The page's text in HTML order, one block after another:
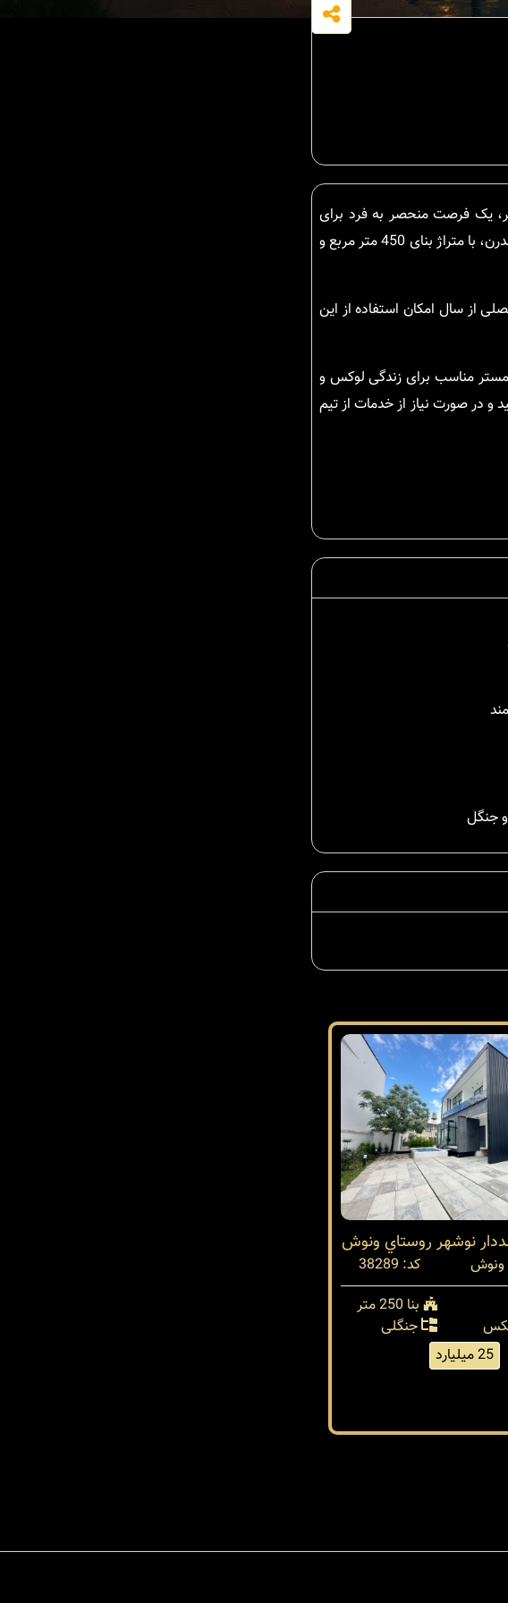
350متر در روستای ونوش نوشهر، یک فرصت منحصر به فرد برای
در نوشهر با امکانات و طراحی لوکس در منطقه است. این ویلا به عنوان یک ملک بسیار شیک و مدرن، با متراژ بنای 450 متر مربع و
از سال امکان استفاده از این
و طبیعت زیبا بهره‌مند است و با مساحت بنای بزرگ، دارای 4 خواب مستر مناسب برای زندگی لوکس و
و در صورت نیاز از خدمات از تیم
و جنگل
نوشهر روستاي ونوش
ونوش
کد: 38289
بنا 250 متر
جنگلی
25 میلیارد